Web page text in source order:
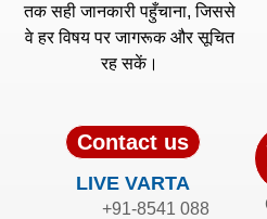
तक सही जानकारी पहुँचाना, जिससे
वे हर विषय पर जागरूक और सूचित
रह सकें।
Contact us
LIVE VARTA
+91-8541 088